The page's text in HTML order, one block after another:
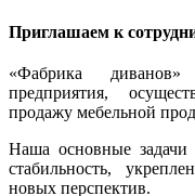
Приглашаем к
«Фабрика
предприятия,
продажу мебельной
Наша основные задачи
стабильность,
новых перспектив.